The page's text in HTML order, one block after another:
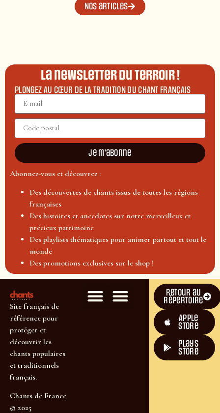
Nos articles
La newsletter du terroir !
PLONGEZ AU CŒUR DE LA TRADITION DU CHANT FRANÇAIS
Je m'abonne
Abonnez-vous et découvrez :
Des découvertes de chants issus de toutes les régions
françaises
Des histoires et anecdotes sur notre merveilleux et
précieux patrimoine
Des playlists thématiques pour animer partout et tout le
monde
Des promotions exclusives sur le shop !
Site français de
référence pour
protéger et
découvrir les
chants populaires
et traditionnels
français.
Chants de France
© 2025
Retour au
répertoire
Apple
Store
plays
store